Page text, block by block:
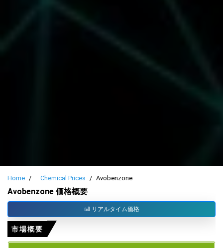
Home Chemical Prices Avobenzone
Avobenzone 価格概要
リアルタイム価格
市場概要